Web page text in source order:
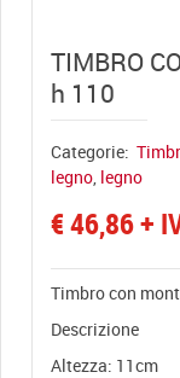
TIMBRO
h 110
Categorie:
legno legno
€46,86+
Timbro con
Descrizione
Altezza: 11cm